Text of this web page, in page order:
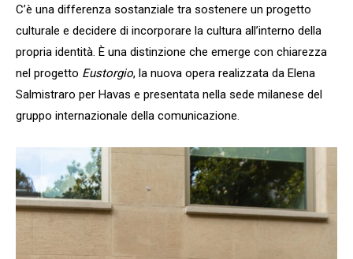
C’è una differenza sostanziale tra sostenere un progetto
culturale e decidere di incorporare la cultura all’interno della
propria identità. È una distinzione che emerge con chiarezza
nel progetto Eustorgio, la nuova opera realizzata da Elena
Salmistraro per Havas e presentata nella sede milanese del
gruppo internazionale della comunicazione.